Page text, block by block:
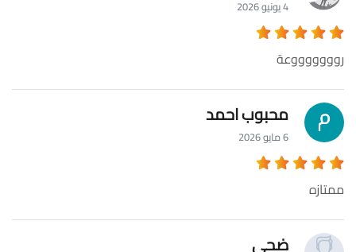
4 يونيو 2026
روووووووعة
محبوب احمد
6 مايو 2026
ممتازه
ضحى